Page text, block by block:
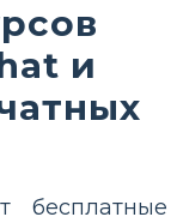
и
бесплатные